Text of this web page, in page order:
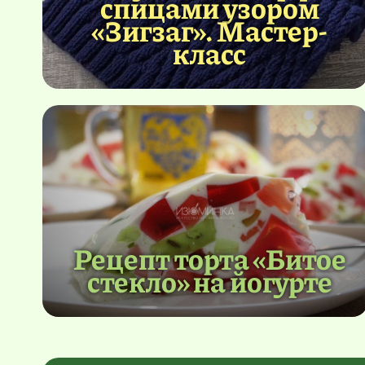
«Зигзаг». Мастер-
класс
Рецепт торта «Битое
стекло» на йогурте